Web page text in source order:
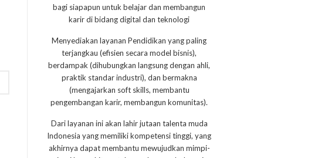
bagi siapapun untuk belajar dan membangun
karir di bidang digital dan teknologi
Menyediakan layanan Pendidikan yang paling
terjangkau (efisien secara model bisnis),
berdampak (dihubungkan langsung dengan ahli,
praktik standar industri), dan bermakna
(mengajarkan soft skills, membantu
pengembangan karir, membangun komunitas).
Dari layanan ini akan lahir jutaan talenta muda
Indonesia yang memiliki kompetensi tinggi, yang
akhirnya dapat membantu mewujudkan mimpi-